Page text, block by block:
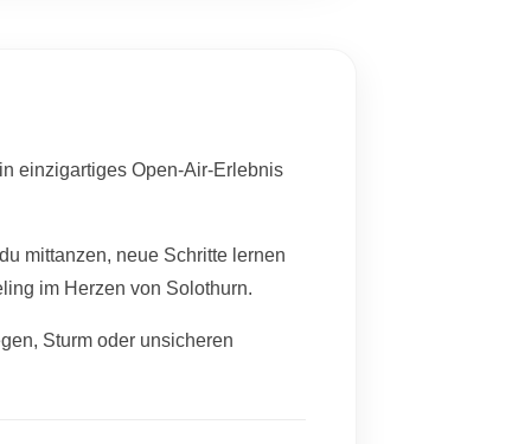
einzigartiges Open-Air-Erlebnis
mittanzen, neue Schritte lernen
im Herzen von Solothurn.
Sturm oder unsicheren